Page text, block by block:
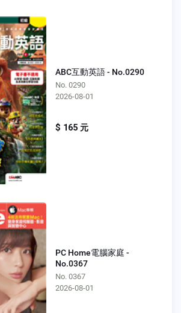
ABC互動英語 - No.0290
No. 0290
2026-08-01
$ 165 元
PC Home電腦家庭 -
No.0367
No. 0367
2026-08-01